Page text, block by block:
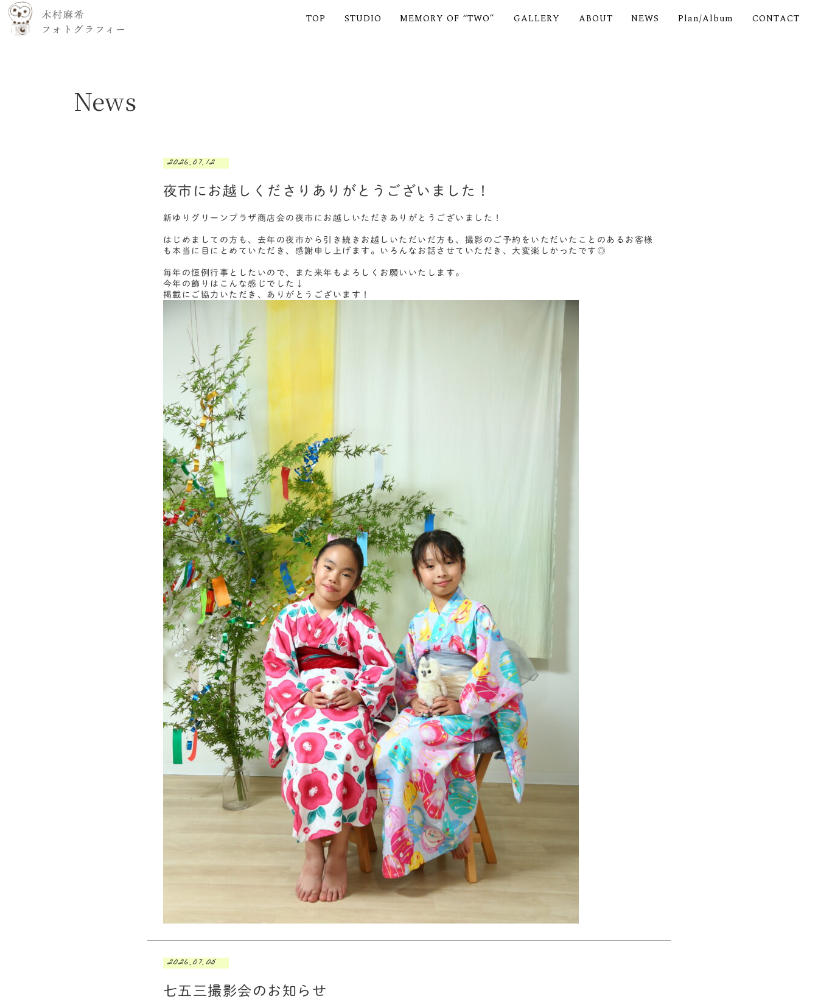
TOP STUDIO MEMORY OF “TWO” GALLERY ABOUT NEWS Plan/Album CONTACT
News
2026.07.12
夜市にお越しくださりありがとうございました！
新ゆりグリーンプラザ商店会の夜市にお越しいただきありがとうございました！
はじめましての方も、去年の夜市から引き続きお越しいただいだ方も、撮影のご予約をいただいたことのあるお客様
も本当に目にとめていただき、感謝申し上げます。いろんなお話させていただき、大変楽しかったです◎
毎年の恒例行事としたいので、また来年もよろしくお願いいたします。
今年の飾りはこんな感じでした↓
掲載にご協力いただき、ありがとうございます！
2026.07.05
七五三撮影会のお知らせ